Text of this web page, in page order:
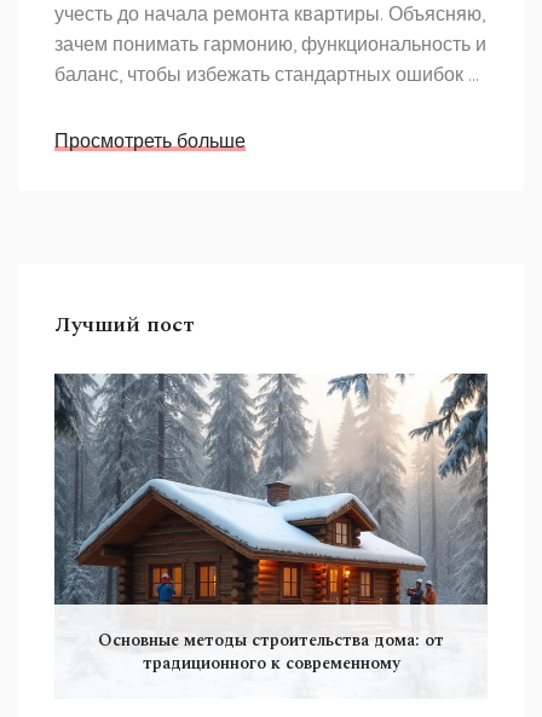
учесть до начала ремонта квартиры. Объясняю,
зачем понимать гармонию, функциональность и
баланс, чтобы избежать стандартных ошибок и
Привожу конкретные советы для
Просмотреть больше
Лучший пост
Основные методы строительства дома: от
традиционного к современному